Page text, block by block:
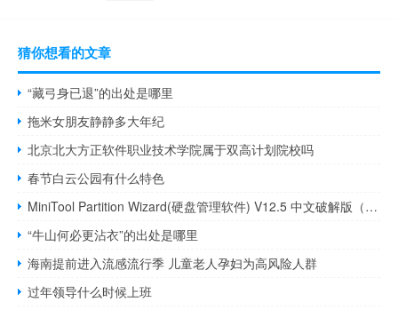
猜你想看的文章
“藏弓身已退”的出处是哪里
拖米女朋友静静多大年纪
北京北大方正软件职业技术学院属于双高计划院校吗
春节白云公园有什么特色
MiniTool Partition Wizard(硬盘管理软件) V12.5 中文破解版（MiniTool Partition Wizard(硬盘管理软件) V12.5 中文破解版功能简介）
“牛山何必更沾衣”的出处是哪里
海南提前进入流感流行季 儿童老人孕妇为高风险人群
过年领导什么时候上班